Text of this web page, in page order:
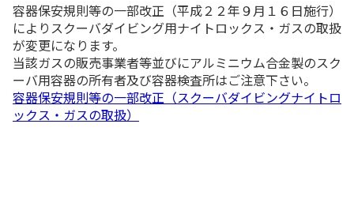
容器保安規則等の一部改正（平成２２年９月１６日施行）
によりスクーバダイビング用ナイトロックス・ガスの取扱
が変更になります。
当該ガスの販売事業者等並びにアルミニウム合金製のスク
ーバ用容器の所有者及び容器検査所はご注意下さい。
容器保安規則等の一部改正（スクーバダイビングナイトロ
ックス・ガスの取扱）